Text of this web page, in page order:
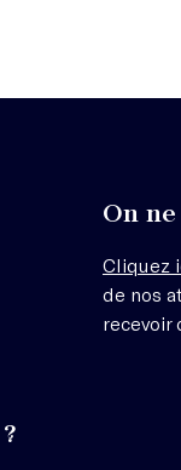
On
Cliquez
de nos
recevoir